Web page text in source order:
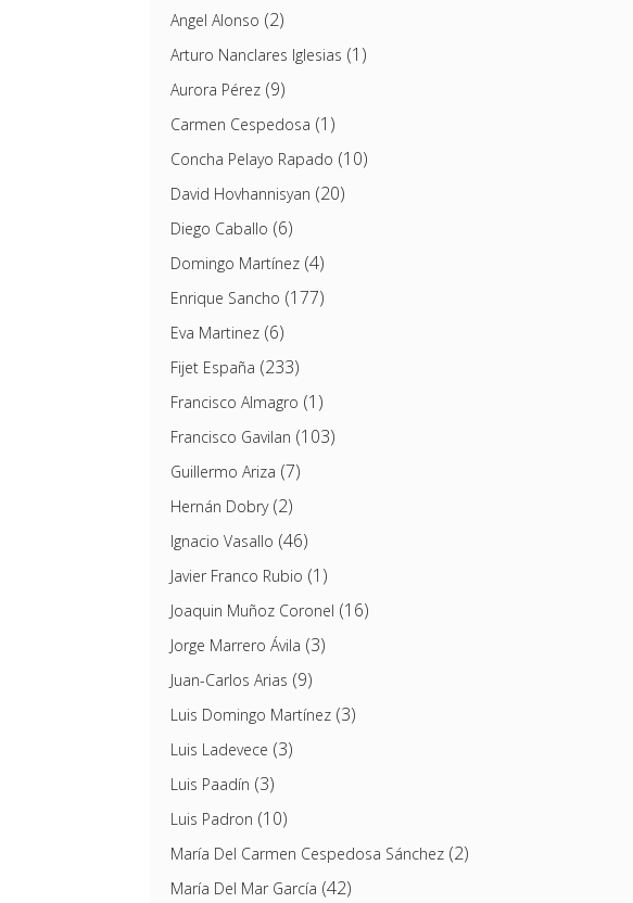
Angel Alonso (2)
Arturo Nanclares Iglesias (1)
Aurora Pérez(9)
Carmen Cespedosa (1)
Concha Pelayo Rapado (10)
David Hovhannisyan (20)
Diego Caballo (6)
Domingo Martínez(4)
Enrique Sancho (177)
Eva Martinez(6)
Fijet España (233)
Francisco Almagro (1)
Francisco Gavilan (103)
Guillermo Ariza (7)
Hernán Dobry(2)
Ignacio Vasallo (46)
Javier Franco Rubio (1)
Joaquin Muñoz Coronel (16)
Jorge Marrero Ávila (3)
Juan-Carlos Arias (9)
Luis Domingo Martínez(3)
Luis Ladevece (3)
Luis Paadín (3)
Luis Padron (10)
María Del Carmen Cespedosa Sánchez(2)
María Del Mar García (42)